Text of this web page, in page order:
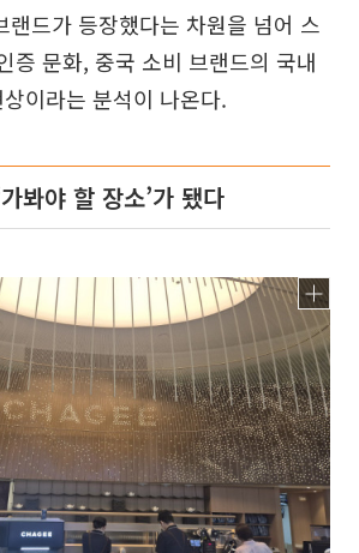
랜드가 등장했다는 차원을 넘어 스
증 문화, 중국 소비 브랜드의 국내
이라는 분석이 나온다.
봐야 할 장소’가 됐다